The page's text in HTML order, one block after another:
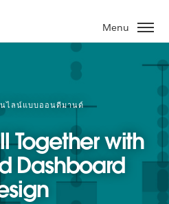
Menu
ไลน์แบบออนดีมานด์
Together with
Dashboard